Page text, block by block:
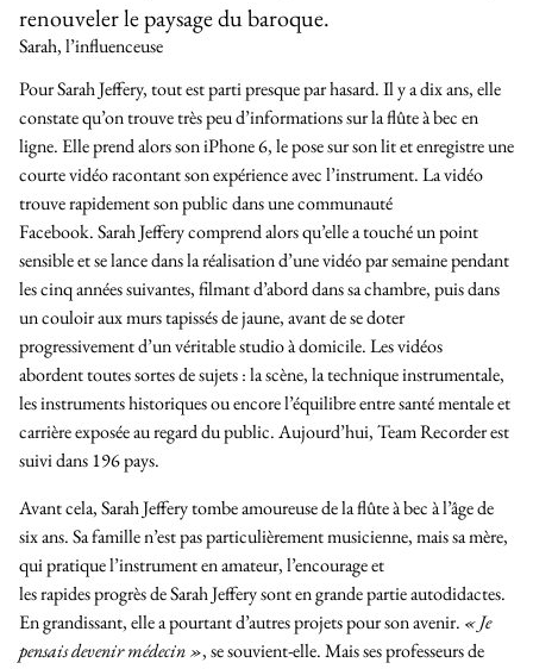
renouveler le paysage du baroque.
Sarah, l’influenceuse
Pour Sarah Jeffery, tout est parti presque par hasard. Il y a dix ans, elle
constate qu’on trouve très peu d’informations sur la flûte à bec en
ligne. Elle prend alors son iPhone 6, le pose sur son lit et enregistre une
courte vidéo racontant son expérience avec l’instrument. La vidéo
trouve rapidement son public dans une communauté
Facebook. Sarah Jeffery comprend alors qu’elle a touché un point
sensible et se lance dans la réalisation d’une vidéo par semaine pendant
les cinq années suivantes, filmant d’abord dans sa chambre, puis dans
un couloir aux murs tapissés de jaune, avant de se doter
progressivement d’un véritable studio à domicile. Les vidéos
abordent toutes sortes de sujets : la scène, la technique instrumentale,
les instruments historiques ou encore l’équilibre entre santé mentale et
carrière exposée au regard du public. Aujourd’hui,Team Recorderest
suivi dans 196 pays.
Avant cela, Sarah Jeffery tombe amoureuse de la flûte à bec à l’âge de
six ans. Sa famille n’est pas particulièrement musicienne, mais sa mère,
qui pratique l’instrument en amateur, l’encourage et
les rapides progrès de Sarah Jeffery sont en grande partie autodidactes.
En grandissant, elle a pourtant d’autres projets pour son avenir. « Je
pensais devenir médecin », se souvient-elle. Mais ses professeurs de